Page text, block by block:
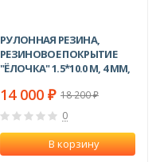
РУЛОННАЯ РЕЗИНА,
РЕЗИНОВОЕ ПОКРЫТИЕ
"ЁЛОЧКА" 1.5*10.0 М, 4 ММ,
14 000 ₽ 18 200₽
0
В корзину